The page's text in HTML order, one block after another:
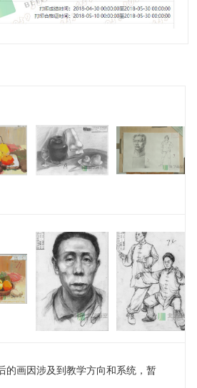
的画因涉及到教学方向和系统，暂